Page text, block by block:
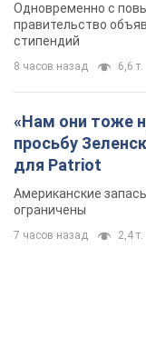
Одновременно с
правительство
стипендий
8 часов назад 6,6 т.
«Нам они тоже
просьбу
для Patriot
Американские
ограничены
7 часов назад 2,4 т.